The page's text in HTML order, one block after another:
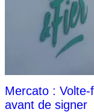
Mercato : Volte-
avant de signer